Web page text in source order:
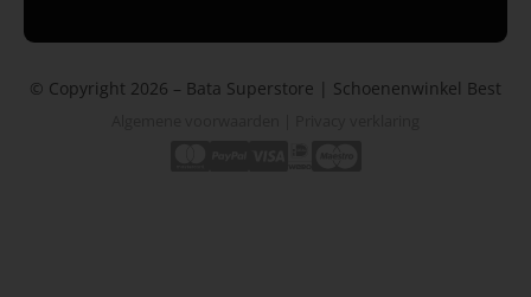
© Copyright 2026 – Bata Superstore | Schoenenwinkel Best